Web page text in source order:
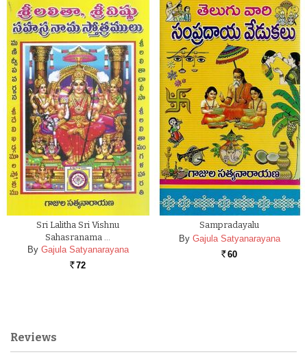
Sri Lalitha Sri Vishnu
Sahasranama …
By Gajula Satyanarayana
Rs. 72
Sampradayalu
By Gajula Satyanarayana
Rs. 60
Reviews